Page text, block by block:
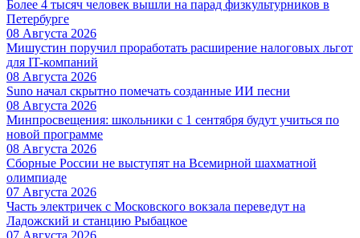
Более 4 тысяч человек вышли на парад физкультурников в
Петербурге
08 Августа 2026
Мишустин поручил проработать расширение налоговых льгот
для IT-компаний
08 Августа 2026
Suno начал скрытно помечать созданные ИИ песни
08 Августа 2026
Минпросвещения: школьники с 1 сентября будут учиться по
новой программе
08 Августа 2026
Сборные России не выступят на Всемирной шахматной
олимпиаде
07 Августа 2026
Часть электричек с Московского вокзала переведут на
Ладожский и станцию Рыбацкое
07 Августа 2026